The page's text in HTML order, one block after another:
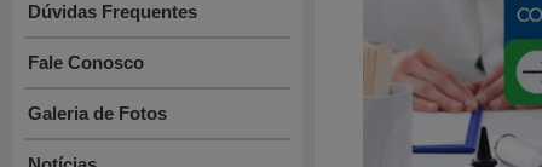
Dúvidas Frequentes
Fale Conosco
Galeria de Fotos